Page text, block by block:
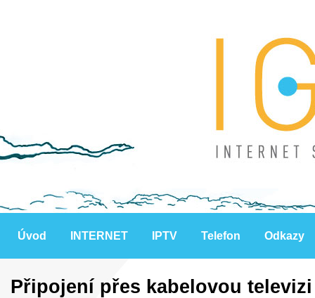
Úvod INTERNET IPTV Telefon Odkazy
Připojení přes kabelovou televizi